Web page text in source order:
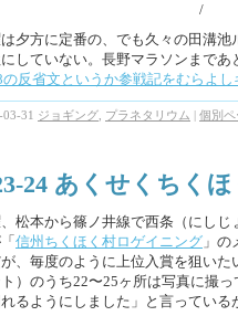
/
は夕方に定番の、でも久々の田溝
していない。長野マラソンまであ
の反省文というか参戦記をむらよ
31 ジョギング プラネタリウム | 個別ペ
24 あくせくちくほ
松本から篠ノ井線で西条（にし
信州ちくほく村ロゲイニング 」
が、毎度のように上位入賞を狙い
）のうち22〜25ヶ所は写真に撮
るようにしました」と言っている